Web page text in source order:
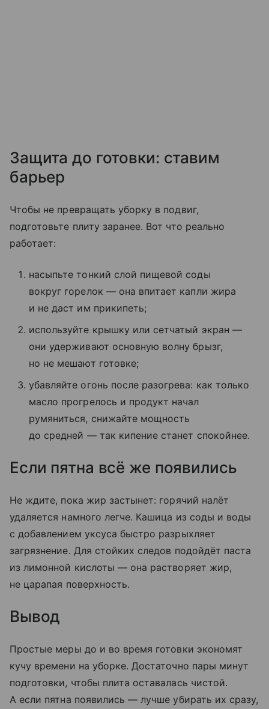
Защита до готовки: ставим
барьер
Чтобы не превращать уборку в подвиг,
подготовьте плиту заранее. Вот что реально
работает:
насыпьте тонкий слой пищевой соды
вокруг горелок — она впитает капли жира
и не даст им прикипеть;
используйте крышку или сетчатый экран —
они удерживают основную волну брызг,
но не мешают готовке;
убавляйте огонь после разогрева: как только
масло прогрелось и продукт начал
румяниться, снижайте мощность
до средней — так кипение станет спокойнее.
Если пятна всё же появились
Не ждите, пока жир застынет: горячий налёт
удаляется намного легче. Кашица из соды и воды
с добавлением уксуса быстро разрыхляет
загрязнение. Для стойких следов подойдёт паста
из лимонной кислоты — она растворяет жир,
не царапая поверхность.
Вывод
Простые меры до и во время готовки экономят
кучу времени на уборке. Достаточно пары минут
подготовки, чтобы плита оставалась чистой.
А если пятна появились — лучше убирать их сразу,